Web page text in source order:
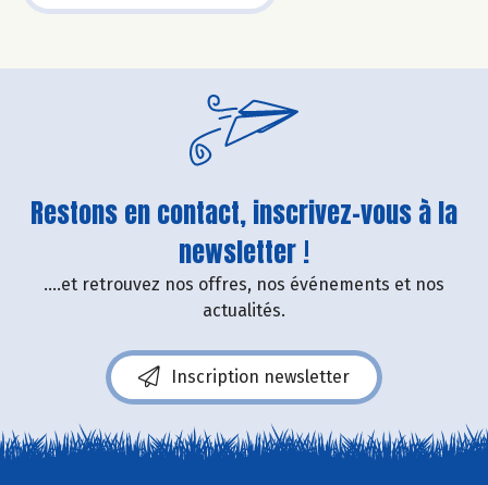
Restons en contact, inscrivez-vous à la
newsletter !
....et retrouvez nos offres, nos événements et nos
actualités.
Inscription newsletter